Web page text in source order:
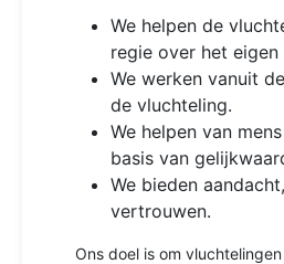
We helpen de
regie over het eigen
We werken vanuit
de vluchteling.
We helpen van
basis van
We bieden
vertrouwen.
Ons doel is om